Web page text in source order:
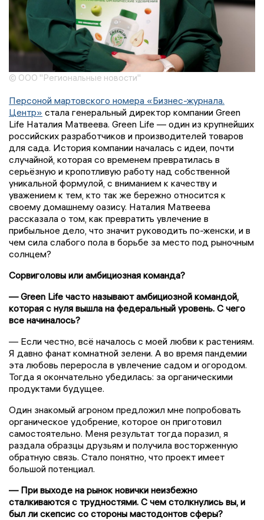
© ООО "Региональные новости"
Персоной мартовского номера «Бизнес-журнала.
Центр» стала генеральный директор компании Green
Life Наталия Матвеева. Green Life — один из крупнейших
российских разработчиков и производителей товаров
для сада. История компании началась с идеи, почти
случайной, которая со временем превратилась в
серьёзную и кропотливую работу над собственной
уникальной формулой, с вниманием к качеству и
уважением к тем, кто так же бережно относится к
своему домашнему оазису. Наталия Матвеева
рассказала о том, как превратить увлечение в
прибыльное дело, что значит руководить по-женски, и в
чем сила слабого пола в борьбе за место под рыночным
солнцем?
Сорвиголовы или амбициозная команда?
— Green Life часто называют амбициозной командой,
которая с нуля вышла на федеральный уровень. С чего
все начиналось?
— Если честно, всё началось с моей любви к растениям.
Я давно фанат комнатной зелени. А во время пандемии
эта любовь переросла в увлечение садом и огородом.
Тогда я окончательно убедилась: за органическими
продуктами будущее.
Один знакомый агроном предложил мне попробовать
органическое удобрение, которое он приготовил
самостоятельно. Меня результат тогда поразил, я
раздала образцы друзьям и получила восторженную
обратную связь. Стало понятно, что проект имеет
большой потенциал.
— При выходе на рынок новички неизбежно
сталкиваются с трудностями. С чем столкнулись вы, и
был ли скепсис со стороны мастодонтов сферы?